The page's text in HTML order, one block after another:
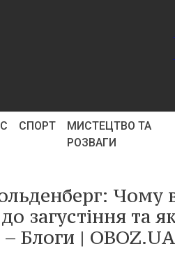
СПОРТ
МИСТЕЦТВО ТА
РОЗВАГИ
Чому
загустіння та
Блоги | OBOZ.UA